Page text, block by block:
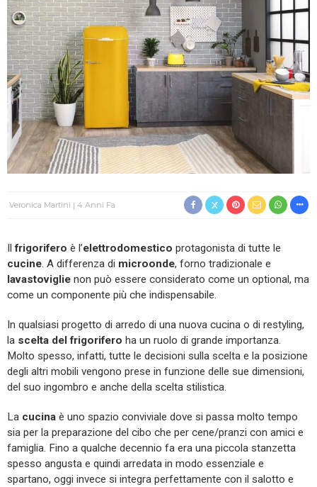
Veronica Martini 4 Anni Fa
Ilfrigorifero è l’elettrodomestico protagonista di tutte le
cucine. A differenza di microonde, forno tradizionale e
lavastoviglie non può essere considerato come un optional, ma
come un componente più che indispensabile.
In qualsiasi progetto di arredo di una nuova cucina o di restyling,
la scelta del frigorifero ha un ruolo di grande importanza.
Molto spesso, infatti, tutte le decisioni sulla scelta e la posizione
degli altri mobili vengono prese in funzione delle sue dimensioni,
del suo ingombro e anche della scelta stilistica.
La cucina è uno spazio conviviale dove si passa molto tempo
sia per la preparazione del cibo che per cene/pranzi con amici e
famiglia. Fino a qualche decennio fa era una piccola stanzetta
spesso angusta e quindi arredata in modo essenziale e
spartano, oggi invece si integra perfettamente con il salotto e